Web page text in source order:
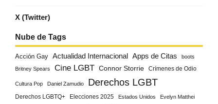
X (Twitter)
Nube de Tags
Acción Gay Actualidad Internacional Apps de Citas boots
Britney Spears Cine LGBT Connor Storrie Crímenes de Odio
Cultura Pop Daniel Zamudio Derechos LGBT
Derechos LGBTQ+ Elecciones 2025 Estados Unidos Evelyn Matthei